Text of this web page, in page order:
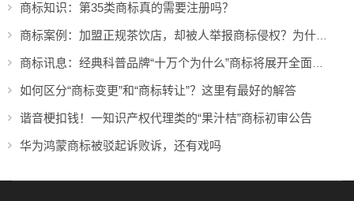
商标知识：第35类商标真的需要注册吗？
如何区分“商标变更”和“商标转让”？这里有最好的解答
谐音梗扣钱！一知识产权代理类的“果汁桔”商标初审公告
华为鸿蒙商标被驳起诉败诉，还有戏吗